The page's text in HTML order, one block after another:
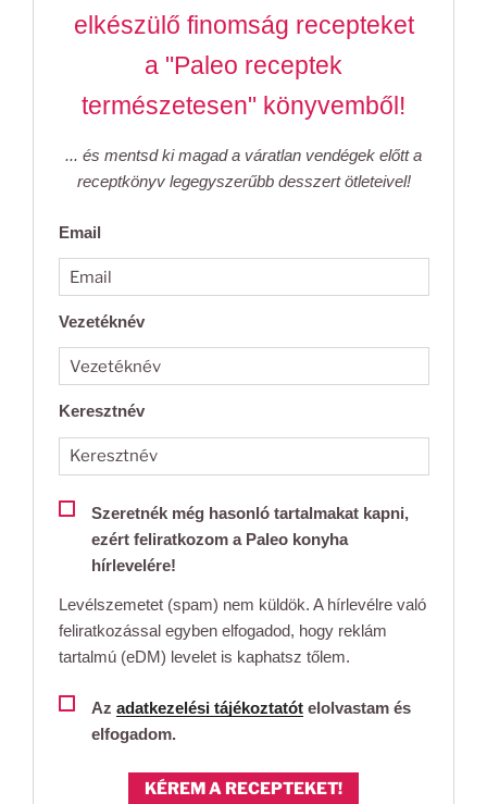
elkészülő finomság recepteket
a "Paleo receptek
természetesen" könyvemből!
... és mentsd ki magad a váratlan vendégek előtt a
receptkönyv legegyszerűbb desszert ötleteivel!
Email
Vezetéknév
Keresztnév
Szeretnék még hasonló tartalmakat kapni,
ezért feliratkozom a Paleo konyha
hírlevelére!
Levélszemetet (spam) nem küldök. A hírlevélre való
feliratkozással egyben elfogadod, hogy reklám
tartalmú (eDM) levelet is kaphatsz tőlem.
Az adatkezelési tájékoztatótelolvastam és
elfogadom.
KÉREM A RECEPTEKET!